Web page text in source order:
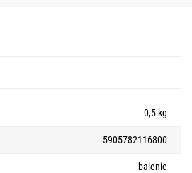
0,5 kg
5905782116800
balenie